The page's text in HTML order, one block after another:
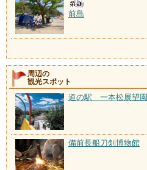
前島
周辺の
観光スポット
道の駅 一本松展望園
備前長船刀剣博物館